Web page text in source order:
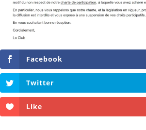
Facebook
Twitter
Like